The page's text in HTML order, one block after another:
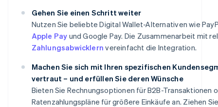
Gehen Sie einen Schritt weiter
Nutzen Sie beliebte Digital Wallet-Alternativen wie
Apple Pay und Google Pay. Die Zusammenarbeit mit
Zahlungsabwicklern vereinfacht die Integration.
Machen Sie sich mit Ihren spezifischen
vertraut – und erfüllen Sie deren Wünsche
Bieten Sie Rechnungsoptionen für B2B-Transaktionen
Ratenzahlungspläne für größere Einkäufe an. Ziehen